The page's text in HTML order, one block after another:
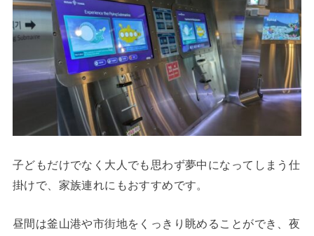
子どもだけでなく大人でも思わず夢中になってしまう仕
掛けで、家族連れにもおすすめです。
昼間は釜山港や市街地をくっきり眺めることができ、夜